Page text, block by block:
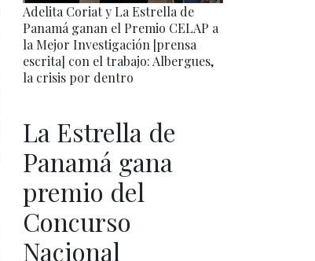
Adelita Coriat y La Estrella de
Panamá ganan el Premio CELAP a
la Mejor Investigación [prensa
escrita] con el trabajo: Albergues,
la crisis por dentro
La Estrella de
Panamá gana
premio del
Concurso
Nacional